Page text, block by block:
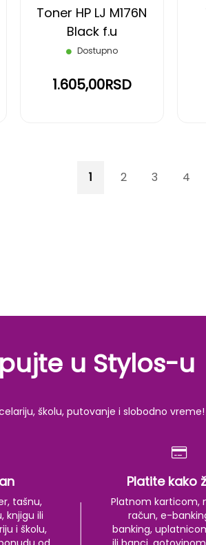
Toner HP LJ M176N
Black f.u
Dostupno
1.605,00RSD
You're currently
1 Page
2 Page
3 Page
4
u Stylos-u
školu, putovanje i slobodno
tašnu,
knjigu ili
i školu,
Platite kako
Platnom karticom,
račun, e-
banking,